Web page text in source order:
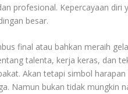
profesional. Kepercayaan diri
besar.
final atau bahkan meraih
talenta, kerja keras, dan
Akan tetapi simbol
Namun bukan tidak mungkin